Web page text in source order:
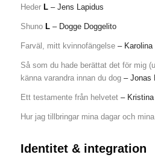
Heder L– Jens Lapidus
Shuno L– Dogge Doggelito
Farväl, mitt kvinnofängelse– Karolina
Så som du hade berättat det för mig
känna varandra innan du dog– Jonas
Ett testamente från helvetet– Kristina
Hur jag tillbringar mina dagar och
Identitet & integration